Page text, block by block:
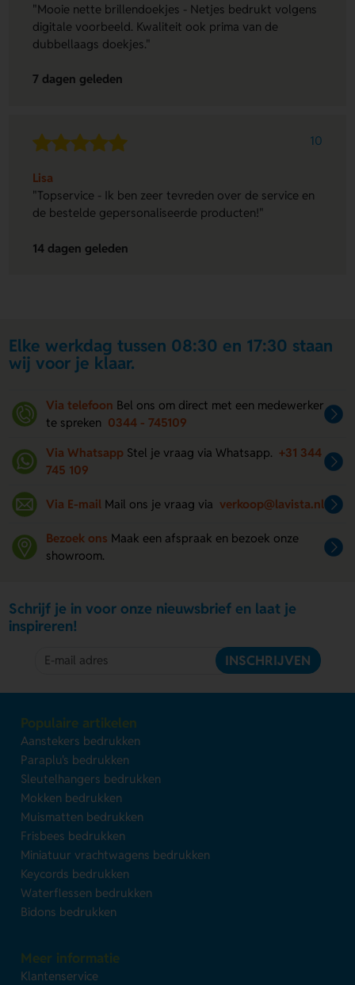
"Mooie nette brillendoekjes - Netjes bedrukt volgens
digitale voorbeeld. Kwaliteit ook prima van de
dubbellaags doekjes."
7 dagen geleden
10
Lisa
"Topservice - Ik ben zeer tevreden over de service en
de bestelde gepersonaliseerde producten!"
14 dagen geleden
Elke werkdag tussen 08:30 en 17:30 staan
wij voor je klaar.
Via telefoon Bel ons om direct met een medewerker
te spreken 0344 - 745109
Via Whatsapp Stel je vraag via Whatsapp. +31 344
745 109
Via E-mail Mail ons je vraag via verkoop@lavista.nl
Bezoek ons Maak een afspraak en bezoek onze
showroom.
Schrijf je in voor onze nieuwsbrief en laat je
inspireren!
INSCHRIJVEN
Populaire artikelen
Aanstekers bedrukken
Paraplu's bedrukken
Sleutelhangers bedrukken
Mokken bedrukken
Muismatten bedrukken
Frisbees bedrukken
Miniatuur vrachtwagens bedrukken
Keycords bedrukken
Waterflessen bedrukken
Bidons bedrukken
Meer informatie
Klantenservice